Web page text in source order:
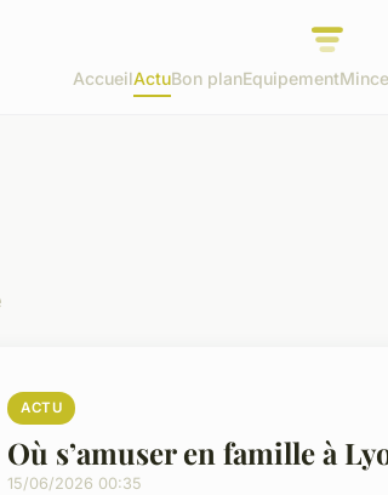
AccueilActuBon planEquipement
ACTU
Où s’amuser en famille à
15/06/2026 00:35